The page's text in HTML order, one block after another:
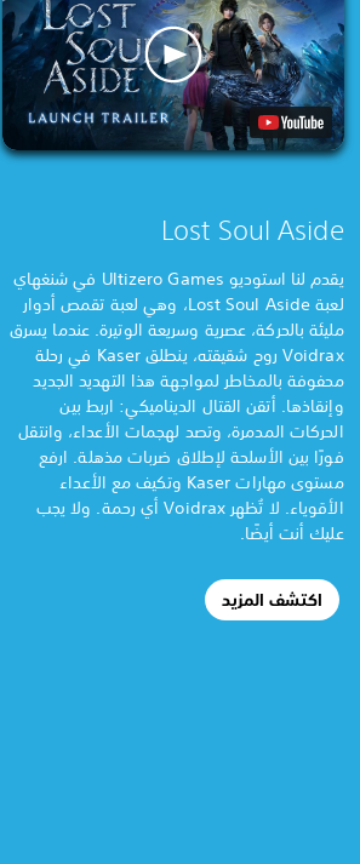
Lost Soul Aside
يقدم لنا استوديو Ultizero Games في شنغهاي
لعبة Lost Soul Aside، وهي لعبة تقمص أدوار
مليئة بالحركة، عصرية وسريعة الوتيرة. عندما يسرق
Voidrax روح شقيقته، ينطلق Kaser في رحلة
محفوفة بالمخاطر لمواجهة هذا التهديد الجديد
وإنقاذها. أتقن القتال الديناميكي: اربط بين
الحركات المدمرة، وتصد لهجمات الأعداء، وانتقل
فورًا بين الأسلحة لإطلاق ضربات مذهلة. ارفع
مستوى مهارات Kaser وتكيف مع الأعداء
الأقوياء. لا تُظهر Voidrax أي رحمة. ولا يجب
عليك أنت أيضًا.
اكتشف المزيد